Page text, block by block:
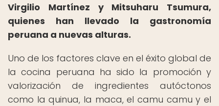
Virgilio Martínez y Mitsuharu Tsumura,
quienes han llevado la gastronomía
peruana a nuevas alturas.
Uno de los factores clave en el éxito global de
la cocina peruana ha sido la promoción y
valorización de ingredientes autóctonos
como la quinua, la maca, el camu camu y el